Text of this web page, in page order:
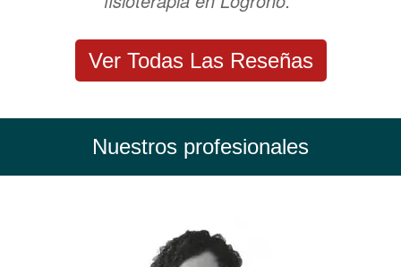
Ver Todas Las Reseñas
Nuestros profesionales